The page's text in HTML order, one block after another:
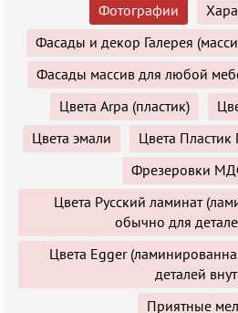
Фотографии
Фасады и декор Галерея
Фасады массив для любой
Цвета Arpa (пластик)
Цвета эмали
Цвета
Фрезеровки
Цвета Русский ламинат
обычно для
Цвета Egger
деталей
Приятные